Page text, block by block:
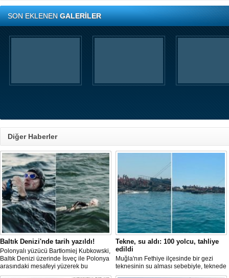
SON EKLENENGALERİLER
Diğer Haberler
Baltık Denizi'nde tarih yazıldı!
Polonyalı yüzücü Bartłomiej Kubkowski,
Baltık Denizi üzerinde İsveç ile Polonya
arasındaki mesafeyi yüzerek bu
başarının ilk örneği olarak tarihe geçti.
Tekne, su aldı: 100 yolcu, tahliye
edildi
Muğla'nın Fethiye ilçesinde bir gezi
teknesinin su alması sebebiyle, teknede
bulunan 100 yolcu tahliye edildi,